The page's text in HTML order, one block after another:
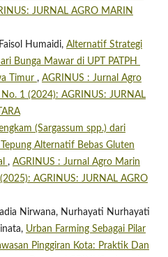
JURNAL AGRO MARIN
Humaidi, Alternatif Strategi
Bunga Mawar di UPT PATPH
Timur , AGRINUS : Jurnal Agro
1 (2024): AGRINUS: JURNAL
(Sargassum spp.) dari
Alternatif Bebas Gluten
, AGRINUS : Jurnal Agro Marin
AGRINUS: JURNAL AGRO
Nirwana, Nurhayati Nurhayati
Urban Farming Sebagai Pilar
Pinggiran Kota: Praktik Dan